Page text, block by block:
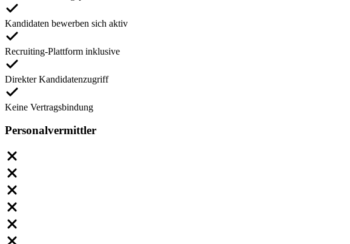
Kandidaten bewerben sich aktiv
Recruiting-Plattform inklusive
Direkter Kandidatenzugriff
Keine Vertragsbindung
Personalvermittler